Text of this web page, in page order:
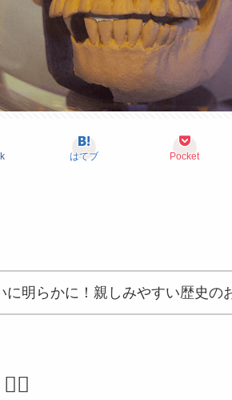
はてブ Pocket
に明らかに！親しみやすい歴史の